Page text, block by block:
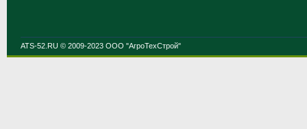
ATS-52.RU © 2009-2023 ООО "АгроТехСтрой"